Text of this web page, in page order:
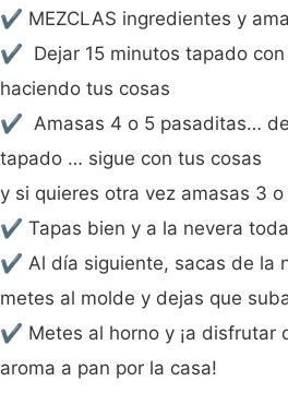
✔️ MEZCLAS ingredientes y
✔️ Dejar 15 minutos tapado
haciendo tus cosas
✔️ Amasas 4 o 5 pasaditas…
tapado … sigue con tus cosas
y si quieres otra vez amasas 3
✔️ Tapas bien y a la nevera
✔️ Al día siguiente, sacas de la
metes al molde y dejas que
✔️ Metes al horno y ¡a disfrutar
aroma a pan por la casa!